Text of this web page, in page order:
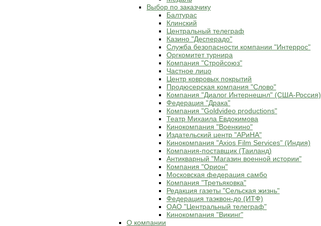
Выбор по заказчику
Балтурас
Клинский
Центральный телеграф
Казино "Десперадо"
Служба безопасности компании "Интеррос"
Оргкомитет турнира
Компания "Стройсоюз"
Частное лицо
Центр ковровых покрытий
Продюсерская компания "Слово"
Компания "Диалог Интернешнл" (США-Россия)
Федерация "Драка"
Компания "Goldvideo productions"
Театр Михаила Евдокимова
Кинокомпания "Военкино"
Издательский центр "АРиНА"
Кинокомпания "Axios Film Services" (Индия)
Компания-поставщик (Таиланд)
Антикварный "Магазин военной истории"
Компания "Орион"
Московская федерация самбо
Компания "Третьяковка"
Редакция газеты "Сельская жизнь"
Федерация таэквон-до (ИТФ)
ОАО "Центральный телеграф"
Кинокомпания "Викинг"
О компании